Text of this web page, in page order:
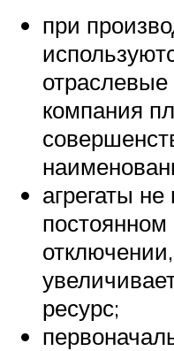
при
отраслевые
компания
агрегаты
ресурс;